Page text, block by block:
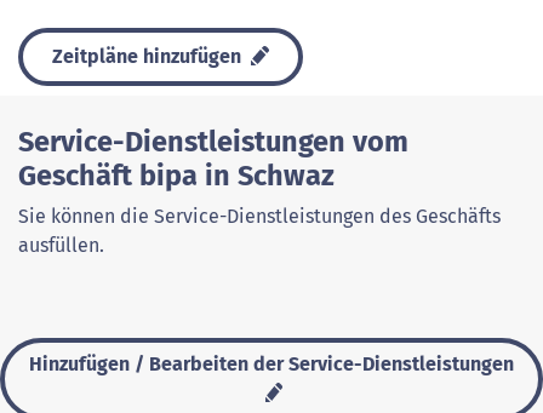
Zeitpläne hinzufügen
Service-Dienstleistungen vom
Geschäft bipa in Schwaz
Sie können die Service-Dienstleistungen des Geschäfts
ausfüllen.
Hinzufügen / Bearbeiten der Service-Dienstleistungen